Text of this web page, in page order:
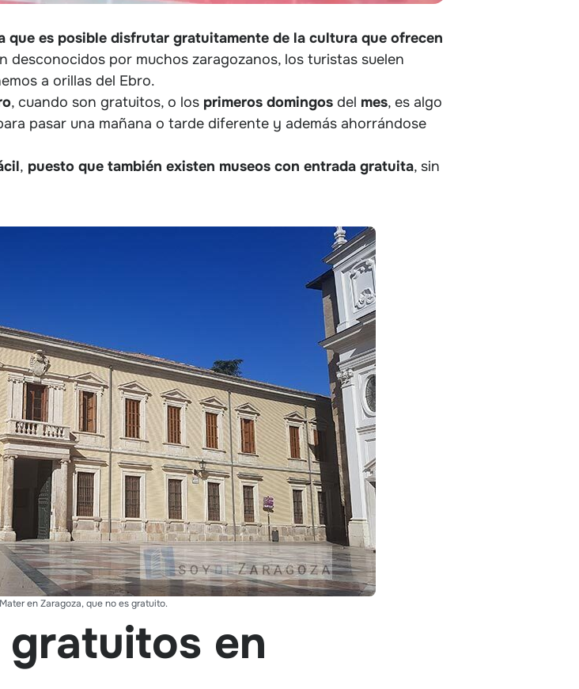
que es posible disfrutar gratuitamente de la cultura que ofrecen
desconocidos por muchos zaragozanos, los turistas suelen
a orillas del Ebro.
, cuando son gratuitos, o los primeros domingos del mes, es algo
pasar una mañana o tarde diferente y además ahorrándose
, puesto que también existen museos con entrada gratuita, sin
en Zaragoza, que no es gratuito.
gratuitos en